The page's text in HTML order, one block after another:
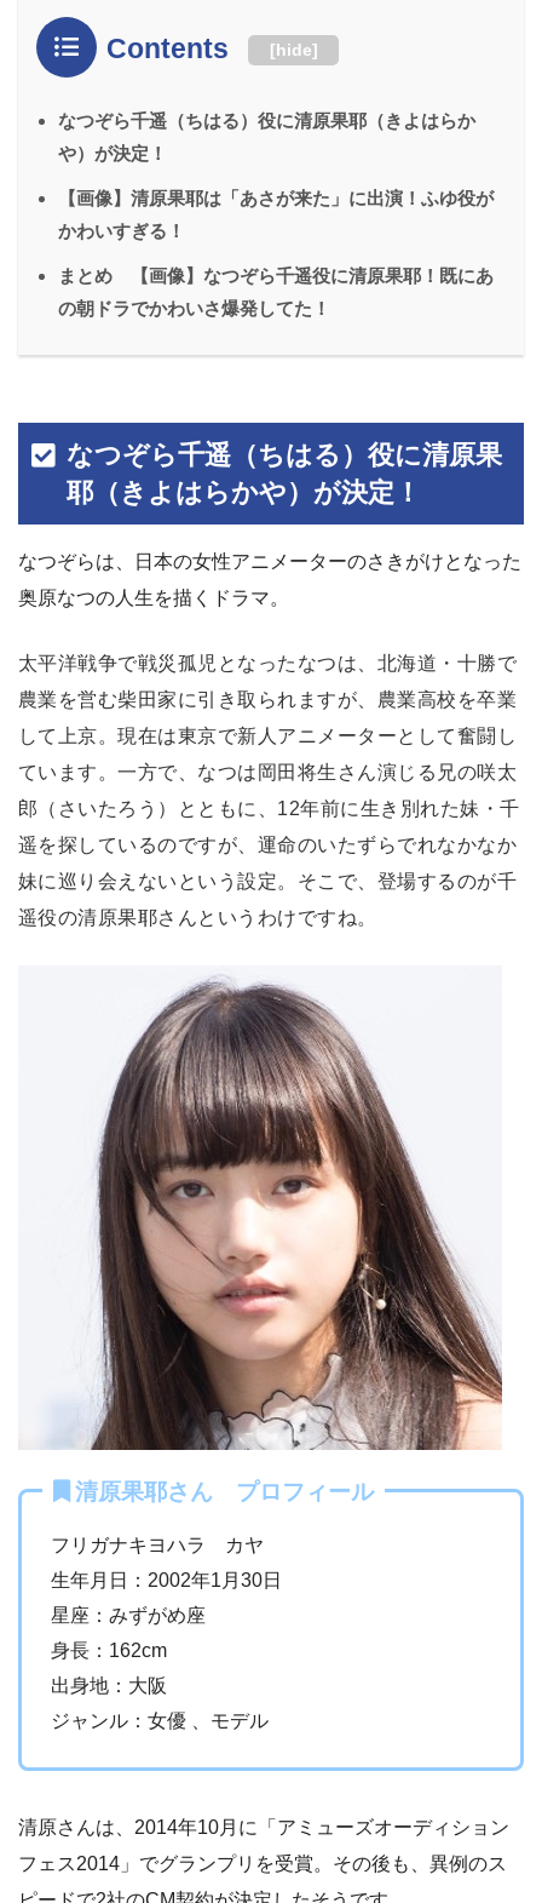
Contents [hide]
なつぞら千遥（ちはる）役に清原果耶（きよはらか
や）が決定！
【画像】清原果耶は「あさが来た」に出演！ふゆ役が
かわいすぎる！
まとめ 【画像】なつぞら千遥役に清原果耶！既にあ
の朝ドラでかわいさ爆発してた！
なつぞら千遥（ちはる）役に清原果
耶（きよはらかや）が決定！
なつぞらは、日本の女性アニメーターのさきがけとなった
奥原なつの人生を描くドラマ。
太平洋戦争で戦災孤児となったなつは、北海道・十勝で
農業を営む柴田家に引き取られますが、農業高校を卒業
して上京。現在は東京で新人アニメーターとして奮闘し
ています。一方で、 なつは岡田将生さん演じる兄の咲太
郎（さいたろう）とともに、12年前に生き別れた妹・千
遥を探しているのですが、運命のいたずらでれなかなか
妹に巡り会えないという設定。そこで、登場するのが千
遥役の清原果耶さんというわけですね。
清原果耶さん プロフィール
フリガナキヨハラ カヤ
生年月日：2002年1月30日
星座：みずがめ座
身長：162cm
出身地：大阪
ジャンル：女優 、モデル
清原さんは、2014年10月に「アミューズオーディション
フェス2014」でグランプリを受賞。その後も、 異例のス